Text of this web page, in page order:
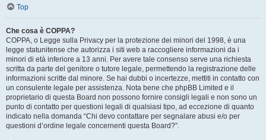
Top
Che cosa è COPPA?
COPPA, o Legge sulla Privacy per la protezione dei minori del 1998, è una
legge statunitense che autorizza i siti web a raccogliere informazioni da i
minori di età inferiore a 13 anni. Per avere tale consenso serve una richiesta
scritta da parte del genitore o tutore legale, permettendo la registrazione delle
informazioni scritte dal minore. Se hai dubbi o incertezze, mettiti in contatto con
un consulente legale per assistenza. Nota bene che phpBB Limited e il
proprietario di questa Board non possono fornire consigli legali e non sono un
punto di contatto per questioni legali di qualsiasi tipo, ad eccezione di quanto
indicato nella domanda “Chi devo contattare per segnalare abusi e/o per
questioni d’ordine legale concernenti questa Board?”.